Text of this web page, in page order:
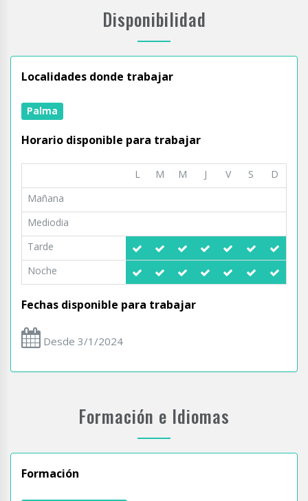
Disponibilidad
Localidades donde trabajar
Palma
Horario disponible para trabajar
L M M J V S
D
Mañana
Mediodia
Tarde
Noche
Fechas disponible para trabajar
Desde 3/1/2024
Formación e Idiomas
Formación